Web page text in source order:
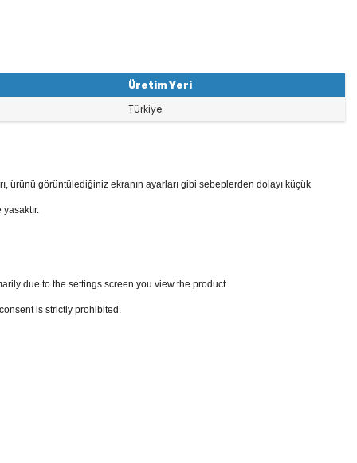
Üretim Yeri
Türkiye
ürünü görüntülediğiniz ekranın ayarları gibi sebeplerden dolayı küçük
due to the settings screen you view the product.
is strictly prohibited.